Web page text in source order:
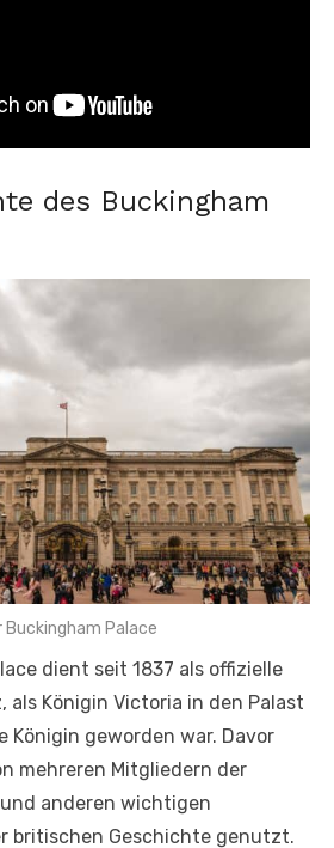
des Buckingham
Buckingham Palace
dient seit 1837 als offizielle
als Königin Victoria in den Palast
Königin geworden war. Davor
mehreren Mitgliedern der
anderen wichtigen
britischen Geschichte genutzt.